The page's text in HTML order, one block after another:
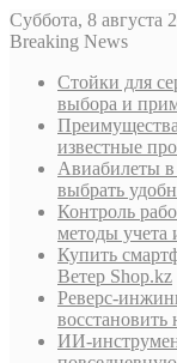
Суббота, 8 августа
Breaking News
Стойки для
выбора и
известные
Авиабилеты в
выбрать
Контроль
методы учета
Купить
Ветер Shop.kz
Реверс-
ИИ-